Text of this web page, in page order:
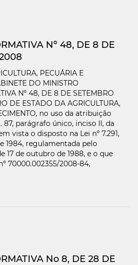
Nº 48, DE 8 DE
PECUÁRIA E
DO MINISTRO
Nº 48, DE 8 DE SETEMBRO
DE ESTADO DA AGRICULTURA,
no uso da atribuição
parágrafo único, inciso II, da
vista o disposto na Lei nº 7.291,
1984, regulamentada pelo
17 de outubro de 1988, e o que
70000.002355/2008-84,
No 8, DE 28 DE